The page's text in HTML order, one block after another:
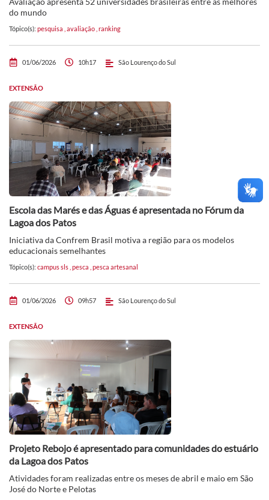
do mundo
Tópico(s): pesquisa avaliação ranking
01/06/2026 10h17 São Lourenço do Sul
EXTENSÃO
Escola das Marés e das Águas é apresentada no Fórum da
Lagoa dos Patos
Iniciativa da Confrem Brasil motiva a região para os modelos
educacionais semelhantes
Tópico(s): campus sls pesca pesca artesanal
01/06/2026 09h57 São Lourenço do Sul
EXTENSÃO
Projeto Rebojo é apresentado para comunidades do estuário
da Lagoa dos Patos
Atividades foram realizadas entre os meses de abril e maio em São
José do Norte e Pelotas